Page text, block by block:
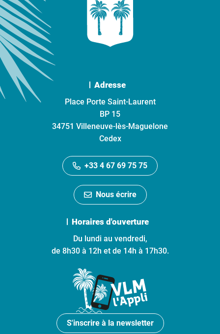
Adresse
Place Porte Saint-Laurent
BP 15
34751 Villeneuve-lès-Maguelone
Cedex
+33 4 67 69 75 75
Nous écrire
Horaires d'ouverture
Du lundi au vendredi,
de 8h30 à 12h et de 14h à 17h30.
S'inscrire à la newsletter